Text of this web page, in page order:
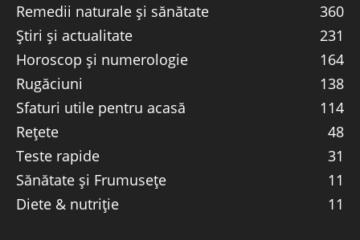
Remedii naturale și sănătate
360
Știri și actualitate
231
Horoscop și numerologie
164
Rugăciuni
138
Sfaturi utile pentru acasă
114
Rețete
48
Teste rapide
31
Sănătate și Frumusețe
11
Diete & nutriție
11